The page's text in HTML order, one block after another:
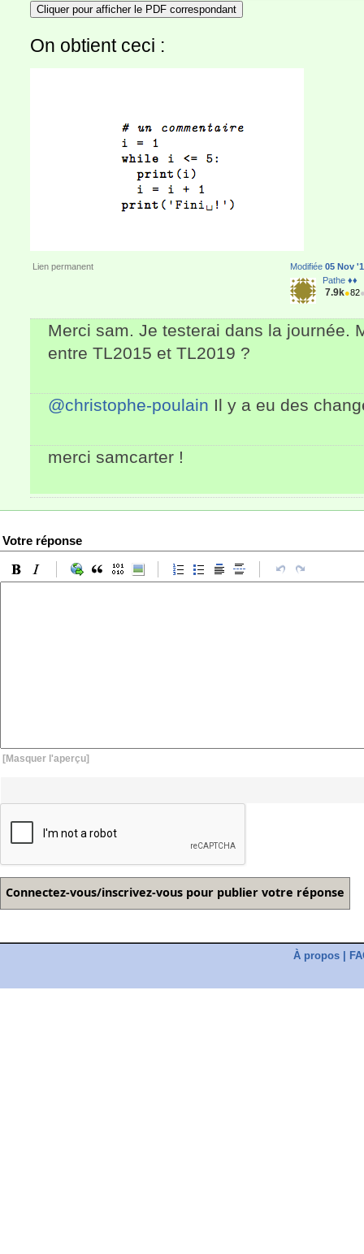
Cliquer pour afficher le PDF correspondant
On obtient ceci :
Lien permanent Modifiée 05 Nov
Pathe ♦♦
7.9k●82
Merci sam. Je testerai dans la journée.
entre TL2015 et TL2019 ?
@christophe-poulain Il y a eu des
merci samcarter !
Votre réponse
[Masquer l'aperçu]
À propos